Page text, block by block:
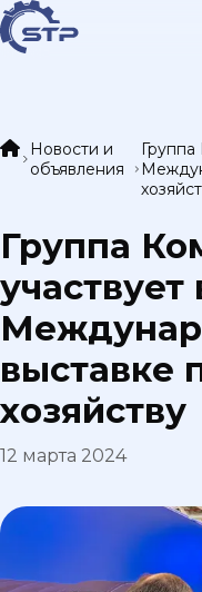
Новости и
объявления
Группа
участвует
выставке
хозяйству
12 марта 2024